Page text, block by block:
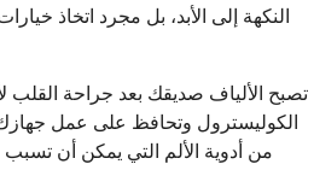
النكهة إلى الأبد، بل مجرد اتخاذ
تصبح الألياف صديقك بعد جراحة القلب
الكوليسترول وتحافظ على عمل
من أدوية الألم التي يمكن أن